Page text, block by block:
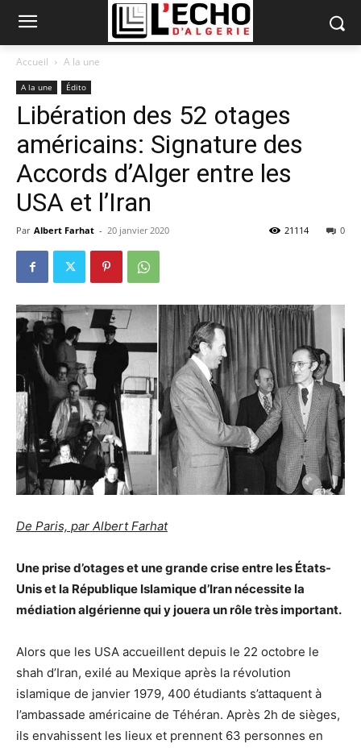
Accueil A la une
A la une Édito
Libération des 52 otages
américains: Signature des
Accords d’Alger entre les
USA et l’Iran
Par Albert Farhat - 20 janvier 2020 0
21114
De Paris, par Albert Farhat
Une prise d’otages et une grande crise entre les États-
Unis et la République Islamique d’Iran nécessite la
médiation algérienne qui y jouera un rôle très important.
Alors que les USA accueillent depuis le 22 octobre le
shah d’Iran, exilé au Mexique après la révolution
islamique de janvier 1979, 400 étudiants s’attaquent à
l’ambassade américaine de Téhéran. Après 2h de sièges,
ils envahissent les lieux et prennent 63 personnes en